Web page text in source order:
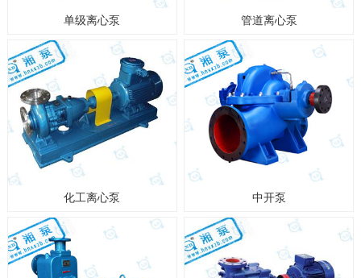
单级离心泵 管道离心泵
化工离心泵 中开泵